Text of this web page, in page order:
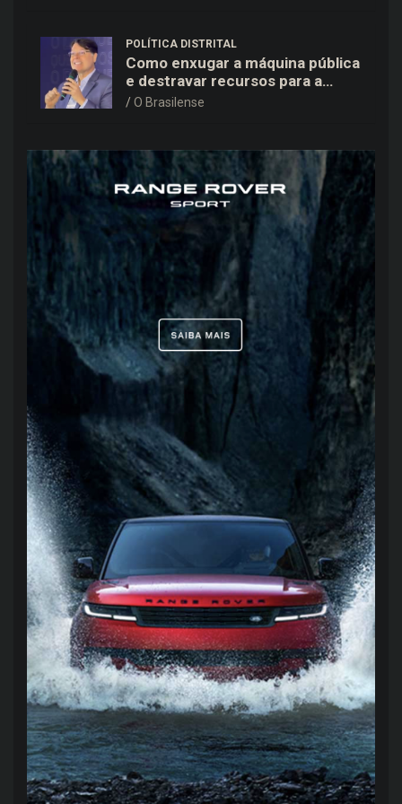
POLÍTICA DISTRITAL
Como enxugar a máquina pública
e destravar recursos para a
saúde e educação no DF
O Brasilense